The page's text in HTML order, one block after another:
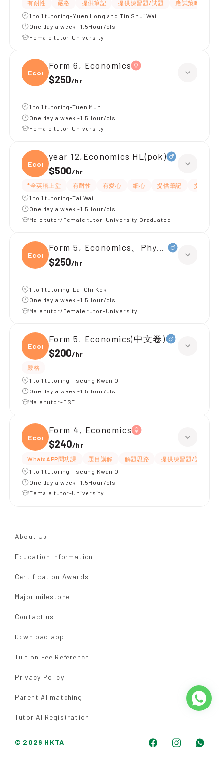
有耐性 嚴格 提供筆記 提供練習題/試題 應試策略
1 to 1 tutoring-Yuen Long and Tin Shui Wai
One day a week -1.5Hour/cls
Female tutor-University
Econ
Form 6, Economics
$250/hr
1 to 1 tutoring-Tuen Mun
One day a week -1.5Hour/cls
Female tutor-University
Econo
year 12,Economics HL(pok)
$500/hr
*全英語上堂 有耐性 有愛心 細心 提供筆記
提供練
1 to 1 tutoring-Tai Wai
One day a week -1.5Hour/cls
Male tutor/Female tutor-University Graduated
Econ
Form 5, Economics、Physics
$250/hr
1 to 1 tutoring-Lai Chi Kok
One day a week -1.5Hour/cls
Male tutor/Female tutor-University
Econ
Form 5, Economics(中文卷)
$200/hr
嚴格
1 to 1 tutoring-Tseung Kwan O
One day a week -1.5Hour/cls
Male tutor-DSE
Econ
Form 4, Economics
$240/hr
WhatsAPP問功課 題目講解 解題思路 提供練習題/試題
1 to 1 tutoring-Tseung Kwan O
One day a week -1.5Hour/cls
Female tutor-University
About Us
Education Information
Certification Awards
Major milestone
Contact us
Download app
Tuition Fee Reference
Privacy Policy
Parent AI matching
Tutor AI Registration
© 2026 HKTA